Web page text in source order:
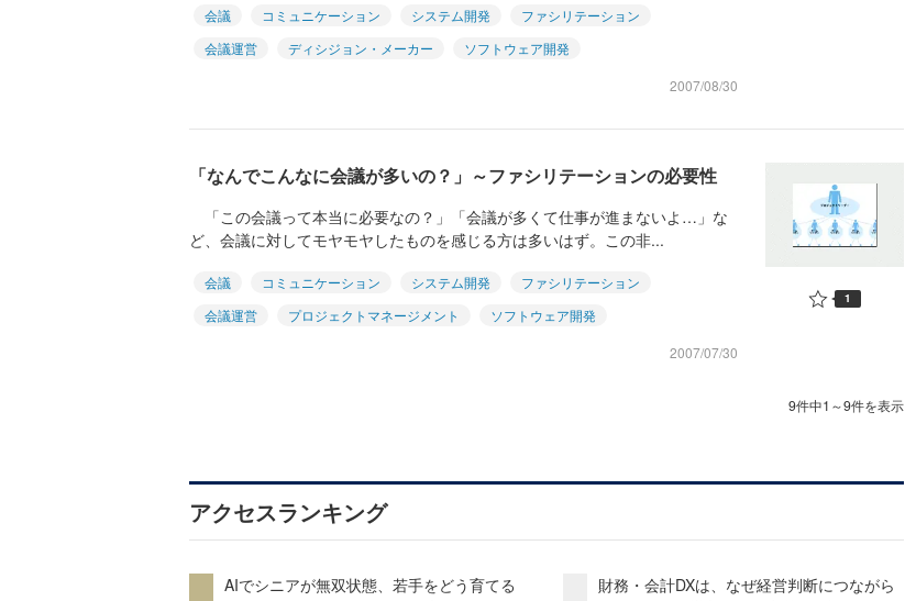
会議 コミュニケーション システム開発
ファシリテーション
会議運営
ディシジョン・メーカー
ソフトウェア開発
2007/08/30
「なんでこんなに会議が多いの？」～ファシリテーションの必要性
「この会議って本当に必要なの？」「会議が多くて仕事が進まないよ…」な
ど、会議に対してモヤモヤしたものを感じる方は多いはず。この非...
会議 コミュニケーション システム開発
ファシリテーション
会議運営
プロジェクトマネージメント
ソフトウェア開発
2007/07/30
1
9件中1～9件を表示
アクセスランキング
AIでシニアが無双状態、若手をどう育てる
財務・会計DXは、なぜ経営判断につながら